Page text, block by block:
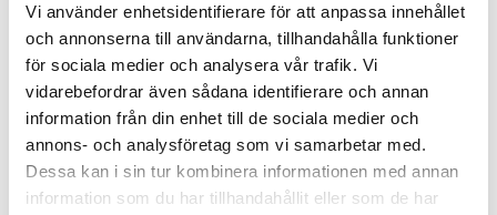
Vi använder enhetsidentifierare för att anpassa innehållet
och annonserna till användarna, tillhandahålla funktioner
för sociala medier och analysera vår trafik. Vi
vidarebefordrar även sådana identifierare och annan
information från din enhet till de sociala medier och
annons- och analysföretag som vi samarbetar med.
Dessa kan i sin tur kombinera informationen med annan
information som du har tillhandahållit eller som de har
Bag
Viktbehållare till
modulskydd
295kr 95kr